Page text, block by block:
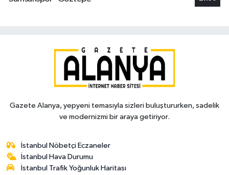
Gazete Alanya, yepyeni temasıyla sizleri buluştururken, sadelik
ve modernizmi bir araya getiriyor.
İstanbul Nöbetçi Eczaneler
İstanbul Hava Durumu
İstanbul Trafik Yoğunluk Haritası